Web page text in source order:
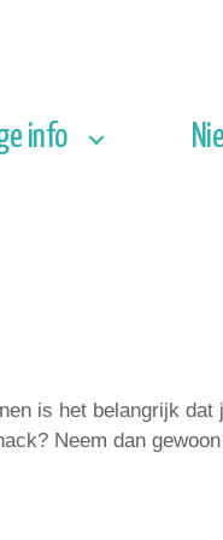
info
is het belangrijk
Neem dan